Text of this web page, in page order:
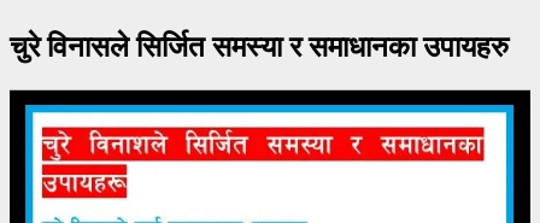
चुरे विनासले सिर्जित समस्या र समाधानका उपायहरु